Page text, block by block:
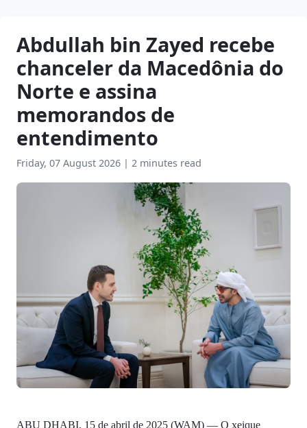
Abdullah bin Zayed recebe
chanceler da Macedônia do
Norte e assina
memorandos de
entendimento
Friday, 07 August 2026 | 2 minutes read
ABU DHABI, 15 de abril de 2025 (WAM) — O xeique